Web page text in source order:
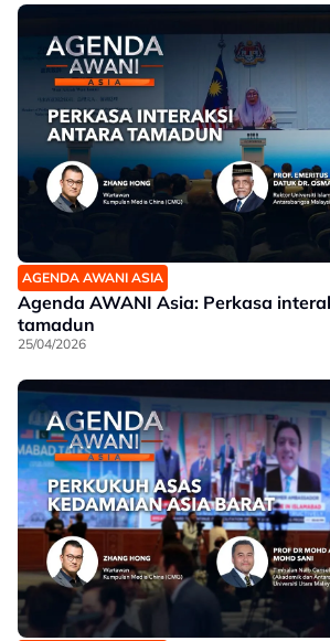
AGENDA AWANI ASIA
Agenda AWANI Asia: Perkasa
tamadun
25/04/2026